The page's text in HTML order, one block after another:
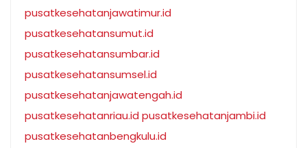
pusatkesehatanjawatimur.id
pusatkesehatansumut.id
pusatkesehatansumbar.id
pusatkesehatansumsel.id
pusatkesehatanjawatengah.id
pusatkesehatanriau.id pusatkesehatanjambi.id
pusatkesehatanbengkulu.id